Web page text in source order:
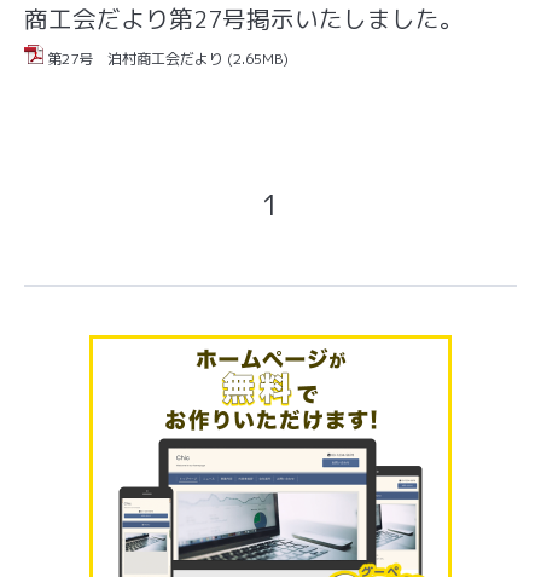
商工会だより第27号掲示いたしました。
第27号 泊村商工会だより (2.65MB)
1